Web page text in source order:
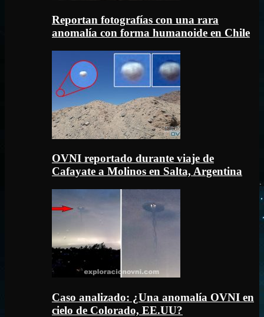
Reportan fotografías con una rara
anomalía con forma humanoide en Chile
OVNI reportado durante viaje de
Cafayate a Molinos en Salta, Argentina
Caso analizado: ¿Una anomalía OVNI en
cielo de Colorado, EE.UU?